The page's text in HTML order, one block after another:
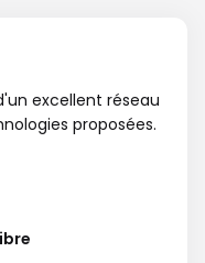
excellent réseau
proposées.